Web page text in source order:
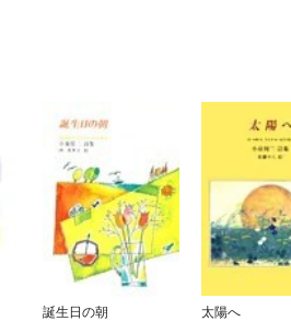
誕生日の朝
太陽へ